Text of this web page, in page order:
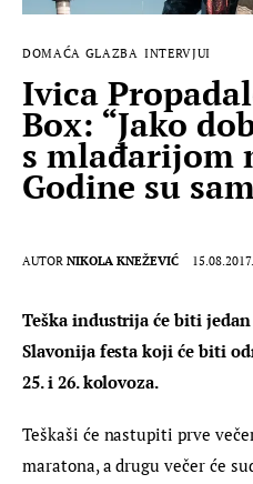
MUSIC BOX
DOMAĆA GLAZBA INTERVJUI
Ivica
Box: “Jako
s mlađarijom
Godine su
AUTOR NIKOLA KNEŽEVIĆ 15.08.2017.
Teška industrija će biti
Slavonija festa koji će biti
25. i 26. kolovoza.
Teškaši će nastupiti prve
maratona, a drugu večer će